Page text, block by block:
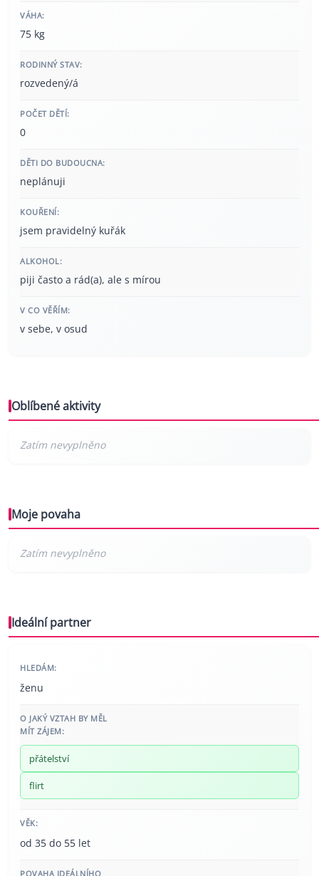
VÁHA:
75 kg
RODINNÝ STAV:
rozvedený/á
POČET DĚTÍ:
0
DĚTI DO BUDOUCNA:
neplánuji
KOUŘENÍ:
jsem pravidelný kuřák
ALKOHOL:
piji často a rád(a), ale s mírou
V CO VĚŘÍM:
v sebe, v osud
Oblíbené aktivity
Moje povaha
Ideální partner
HLEDÁM:
ženu
O JAKÝ VZTAH BY MĚL
MÍT ZÁJEM:
přátelství
flirt
VĚK:
od 35 do 55 let
POVAHA IDEÁLNÍHO